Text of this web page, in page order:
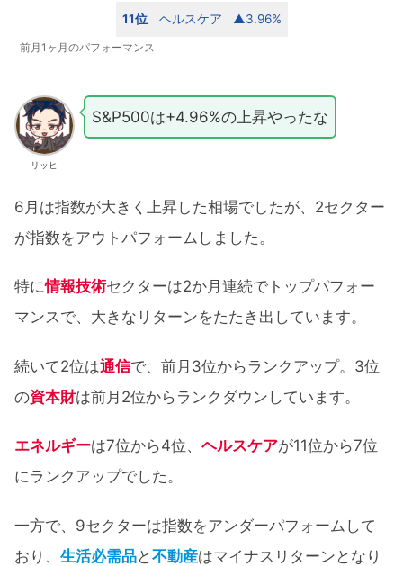
11位 ヘルスケア ▲3.96%
前月1ヶ月のパフォーマンス
リッヒ
S&P500は+4.96%の上昇やったな
6月は指数が大きく上昇した相場でしたが、2セクター
が指数をアウトパフォームしました。
特に情報技術セクターは2か月連続でトップパフォー
マンスで、大きなリターンをたたき出しています。
続いて2位は通信で、前月3位からランクアップ。3位
の資本財は前月2位からランクダウンしています。
エネルギーは7位から4位、 ヘルスケアが11位から7位
にランクアップでした。
一方で、9セクターは指数をアンダーパフォームして
おり、 生活必需品と不動産はマイナスリターンとなり